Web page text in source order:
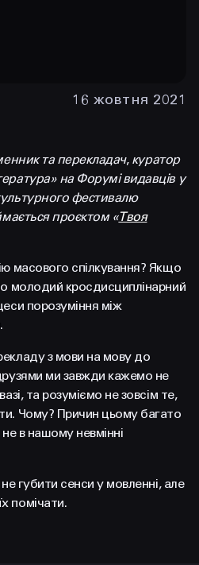
YOUTUBE
16 жовтня 2021
таперекладач, куратор
на Форумі видавців у
фестивалю
проєктом «Твоя
масового спілкування? Якщо
молодий кросдисциплінарний
порозуміння між
з мови на мову до
ми завжди кажемо не
та розуміємо не зовсім те,
Чому? Причин цьому багато
в нашому невмінні
губити сенси у мовленні, але
помічати.